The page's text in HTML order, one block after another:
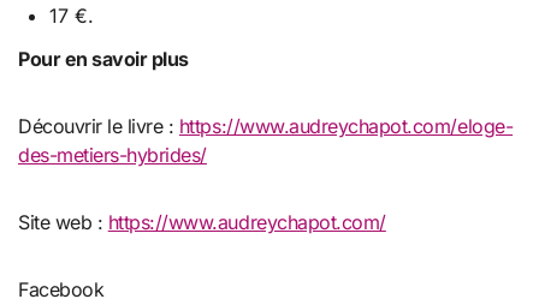
17 €.
Pour en savoir plus
Découvrir le livre : https://www.audreychapot.com/eloge-
des-metiers-hybrides/
Site web : https://www.audreychapot.com/
Facebook